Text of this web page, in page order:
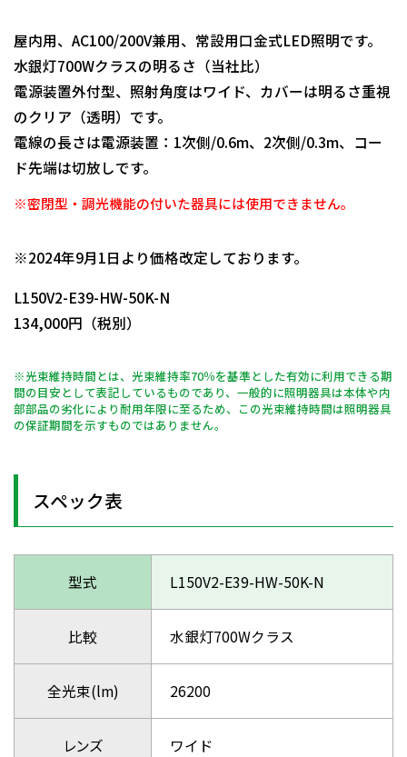
屋内用、AC100/200V兼用、常設用口金式LED照明です。
水銀灯700Wクラスの明るさ（当社比）
電源装置外付型、照射角度はワイド、カバーは明るさ重視
のクリア（透明）です。
電線の長さは電源装置：1次側/0.6m、2次側/0.3m、コー
ド先端は切放しです。
※密閉型・調光機能の付いた器具には使用できません。
※2024年9月1日より価格改定しております。
L150V2-E39-HW-50K-N
134,000円（税別）
※光束維持時間とは、光束維持率70％を基準とした有効に利用できる期
間の目安として表記しているものであり、一般的に照明器具は本体や内
部部品の劣化により耐用年限に至るため、この光束維持時間は照明器具
の保証期間を示すものではありません。
スペック表
型式 L150V2-E39-HW-50K-N
比較 水銀灯700Wクラス
全光束(lm) 26200
レンズ ワイド